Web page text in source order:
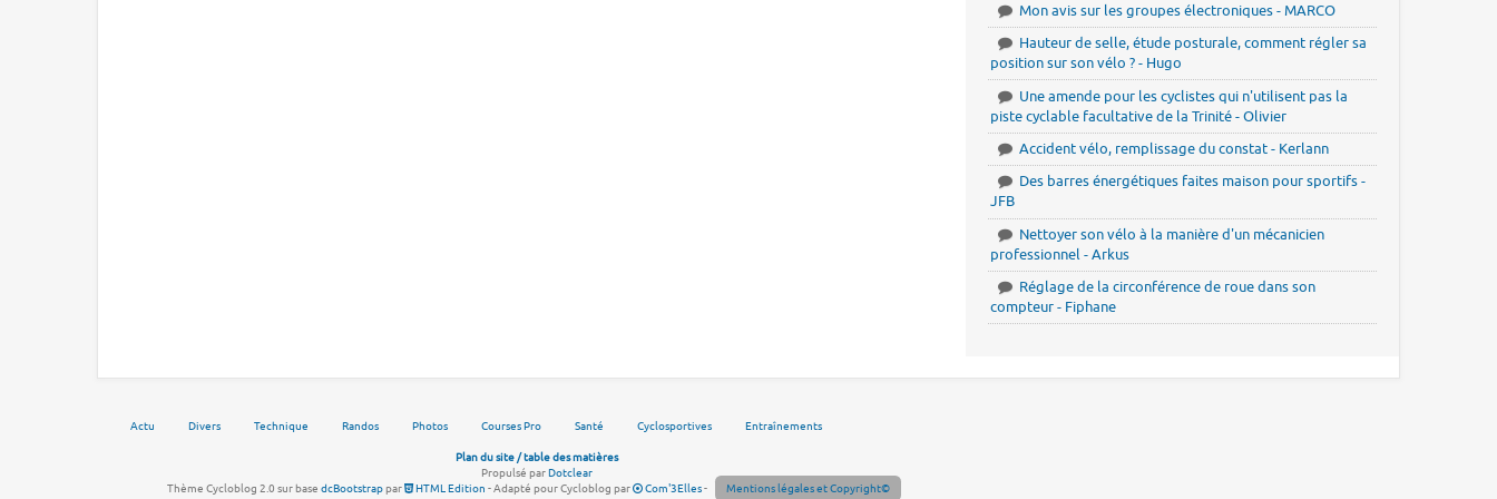
Mon avis sur les groupes électroniques - MARCO
Hauteur de selle, étude posturale, comment régler sa
position sur son vélo ? - Hugo
Une amende pour les cyclistes qui n'utilisent pas la
piste cyclable facultative de la Trinité - Olivier
Accident vélo, remplissage du constat - Kerlann
Des barres énergétiques faites maison pour sportifs -
JFB
Nettoyer son vélo à la manière d'un mécanicien
professionnel - Arkus
Réglage de la circonférence de roue dans son
compteur - Fiphane
Actu Divers Technique Randos Photos Courses Pro Santé Cyclosportives Entraînements
Plan du site / table des matières
Propulsé parDotclear
Thème Cycloblog 2.0 sur base dcBootstrappar HTML Edition - Adapté pour Cycloblog par Com'3Elles- Mentions légales et Copyright©